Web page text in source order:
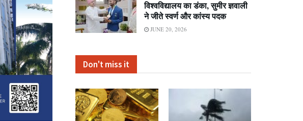
विश्वविद्यालय का डंका, सुमीर ज्ञवाली
ने जीते स्वर्ण और कांस्य पदक
JUNE 20, 2026
Don't miss it